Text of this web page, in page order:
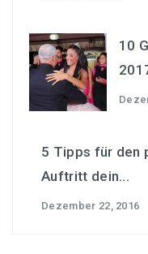
10
5 Tipps für den
Auftritt dein...
Dezember 22, 2016